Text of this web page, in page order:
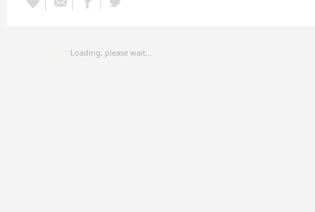
Loading, please wait...